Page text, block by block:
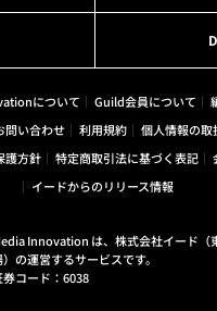
について Guild会員について
問い合わせ
利用規約
個人情報の取
護方針
特定商取引法に基づく表記
イードからのリリース情報
Innovation は、株式会社イード（
の運営するサービスです。
券コード：6038